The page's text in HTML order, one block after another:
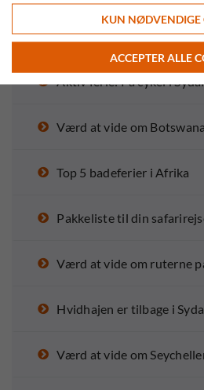
Kom helt tæt på Bwindis
Aktiv ferie: På cykel i
Værd at vide om Botswana
Top 5 badeferier i Afrika
Pakkeliste til din
Værd at vide om ruterne
Hvidhajen er tilbage i
Værd at vide om
KUN NØDVENDIGE
ACCEPTER ALLE